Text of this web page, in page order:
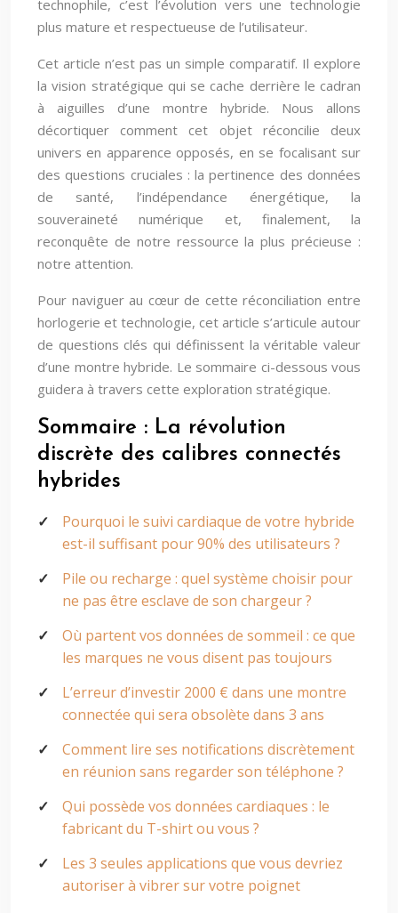
technophile, c’est l’évolution vers une technologie
plus mature et respectueuse de l’utilisateur.
Cet article n’est pas un simple comparatif. Il explore
la vision stratégique qui se cache derrière le cadran
à aiguilles d’une montre hybride. Nous allons
décortiquer comment cet objet réconcilie deux
univers en apparence opposés, en se focalisant sur
des questions cruciales : la pertinence des données
de santé, l’indépendance énergétique, la
souveraineté numérique et, finalement, la
reconquête de notre ressource la plus précieuse :
notre attention.
Pour naviguer au cœur de cette réconciliation entre
horlogerie et technologie, cet article s’articule autour
de questions clés qui définissent la véritable valeur
d’une montre hybride. Le sommaire ci-dessous vous
guidera à travers cette exploration stratégique.
Sommaire : La révolution
discrète des calibres connectés
hybrides
Pourquoi le suivi cardiaque de votre hybride
est-il suffisant pour 90% des utilisateurs ?
Pile ou recharge : quel système choisir pour
ne pas être esclave de son chargeur ?
Où partent vos données de sommeil : ce que
les marques ne vous disent pas toujours
L’erreur d’investir 2000 € dans une montre
connectée qui sera obsolète dans 3 ans
Comment lire ses notifications discrètement
en réunion sans regarder son téléphone ?
Qui possède vos données cardiaques : le
fabricant du T-shirt ou vous ?
Les 3 seules applications que vous devriez
autoriser à vibrer sur votre poignet